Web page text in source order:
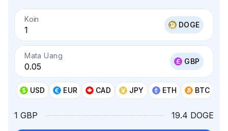
Koin
DOGE
Mata Uang
GBP
USD EUR CAD JPY ETH BTC
1 GBP 19.4 DOGE